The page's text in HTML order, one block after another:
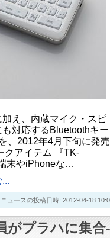
え、内蔵マイク・スピ
対応するBluetoothキー
、2012年4月下旬に発売
クアイテム 『TK-
末やiPhoneな…
ュースの投稿日時: 2012-04-18
がプラハに集合-